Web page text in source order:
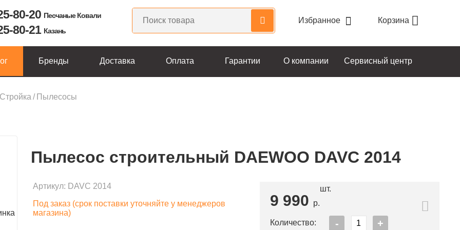
80-20 Песчаные Ковали
80-21 Казань
Избранное Корзина
Бренды Доставка Оплата Гарантии О компании Сервисный центр
Стройка / Пылесосы
Пылесос строительный DAEWOO DAVC 2014
Артикул: DAVC 2014
Под заказ (срок поставки уточняйте у менеджеров
магазина)
9 990 р.
шт.
Количество: